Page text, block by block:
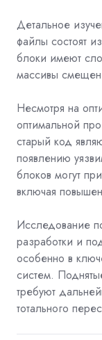
Детальное
файлы состоят
блоки имеют
массивы
Несмотря на
оптимальной
старый код
появлению
блоков могут
включая
Исследование
разработки и
особенно в
систем.
требуют
тотального